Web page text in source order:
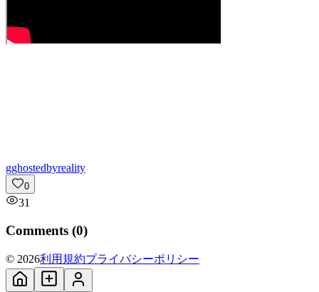
gghostedbyreality
0
31
Comments (0)
© 2026利用規約プライバシーポリシー